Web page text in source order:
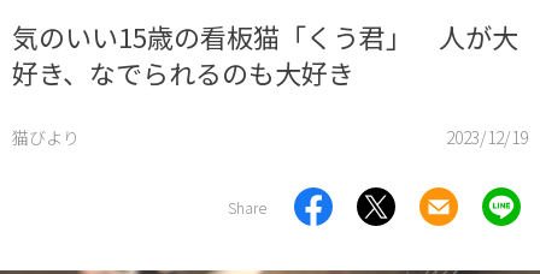
気のいい15歳の看板猫「くう君」 人が大
好き、なでられるのも大好き
猫びより 2023/12/19
Share